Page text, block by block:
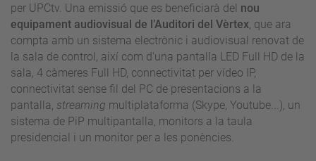
per UPCtv. Una emissió que es beneficiarà del nou
equipament audiovisual de l’Auditori del Vèrtex, que ara
compta amb un sistema electrònic i audiovisual renovat de
la sala de control, així com d'una pantalla LED Full HD de la
sala, 4 càmeres Full HD, connectivitat per vídeo IP,
connectivitat sense fil del PC de presentacions a la
pantalla, streaming multiplataforma (Skype, Youtube...), un
sistema de PiP multipantalla, monitors a la taula
presidencial i un monitor per a les ponències.